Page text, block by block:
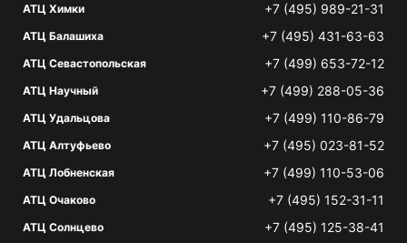
АТЦ Химки +7 (495) 989-21-31
АТЦ Балашиха +7 (495) 431-63-63
АТЦ Севастопольская +7 (499) 653-72-12
АТЦ Научный +7 (499) 288-05-36
АТЦ Удальцова +7 (499) 110-86-79
АТЦ Алтуфьево +7 (495) 023-81-52
АТЦ Лобненская +7 (499) 110-53-06
АТЦ Очаково +7 (495) 152-31-11
АТЦ Солнцево +7 (495) 125-38-41